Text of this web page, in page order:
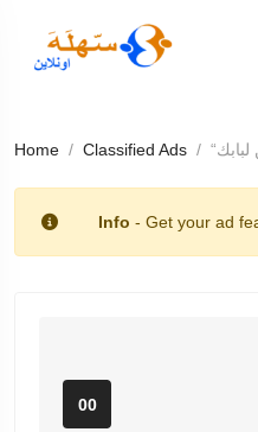
Home Classified Ads
Info - Get your ad
00